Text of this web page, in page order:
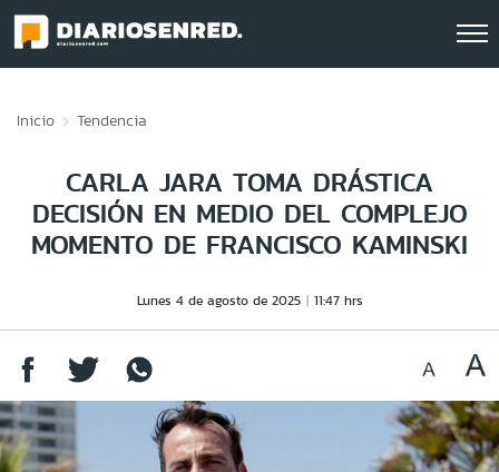
Inicio Tendencia
CARLA JARA TOMA DRÁSTICA
DECISIÓN EN MEDIO DEL COMPLEJO
MOMENTO DE FRANCISCO KAMINSKI
Lunes 4 de agosto de 2025 11:47 hrs